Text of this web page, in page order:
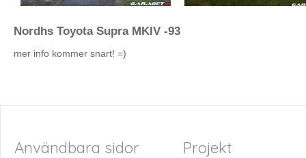
Nordhs Toyota Supra MKIV -93
mer info kommer snart! =)
Användbara sidor Projekt